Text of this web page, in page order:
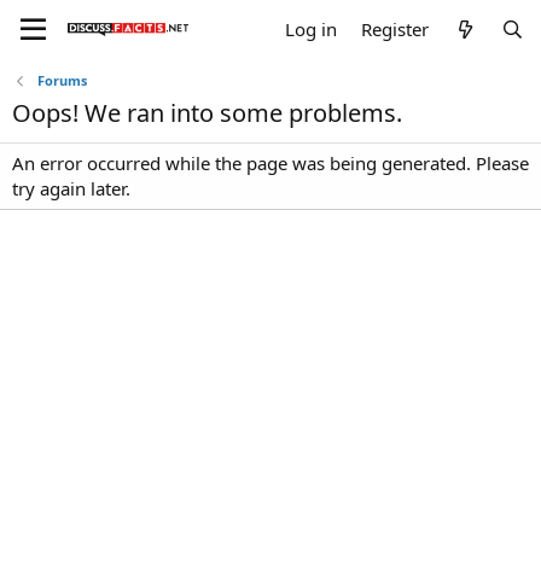
Log in Register
Forums
Oops! We ran into some problems.
An error occurred while the page was being generated. Please
try again later.